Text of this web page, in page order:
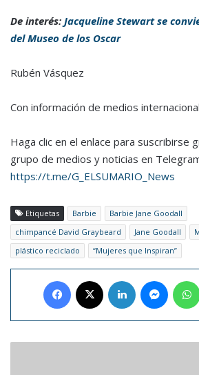
De interés: Jacqueline Stewart se
del Museo de los Oscar
Rubén Vásquez
Con información de medios
Haga clic en el enlace para suscribirse
grupo de medios y noticias en
https://t.me/G_ELSUMARIO_News
Etiquetas Barbie
Barbie Jane Goodall
chimpancé David Graybeard
Jane Goodall
plástico reciclado
“Mujeres que Inspiran”
Facebook LinkedIn